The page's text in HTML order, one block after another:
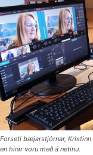
Forseti bæjarstjórnar,
en hinir voru með á netinu.